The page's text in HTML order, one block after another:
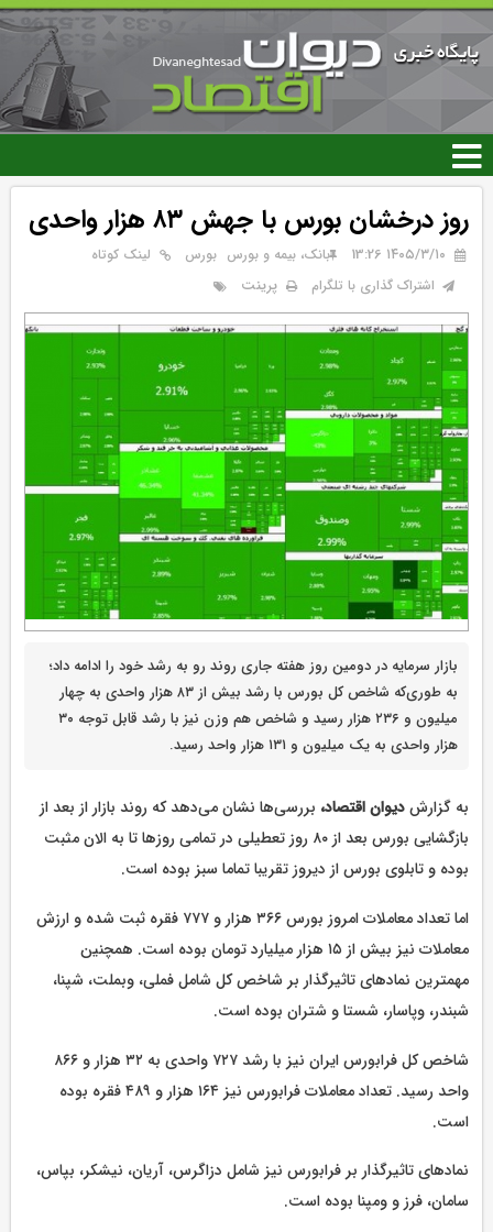
رفتن
محتوای
اصلی
روز درخشان بورس با جهش ۸۳ هزار واحدی
۱۴۰۵/۳/۱۰ 13:26 بانک، بیمه و بورس بورس
لینک کوتاه
اشتراک گذاری با تلگرام
پرینت
بازار سرمایه در دومین روز هفته جاری روند رو به رشد خود را ادامه داد؛
‌به طوری‌که شاخص کل بورس با رشد بیش از ۸۳ هزار واحدی به چهار
میلیون و ۲۳۶ هزار رسید و شاخص هم وزن نیز با رشد قابل توجه ۳۰
هزار واحدی به یک میلیون و ۱۳۱ هزار واحد رسید.
به گزارشدیوان اقتصاد، بررسی‌ها نشان می‌دهد که روند بازار از بعد از
بازگشایی بورس بعد از ۸۰ روز تعطیلی در تمامی روزها تا به الان مثبت
بوده و تابلوی بورس از دیروز تقریبا تماما سبز بوده است.
اما تعداد معاملات امروز بورس ۳۶۶ هزار و ۷۷۷ فقره ثبت شده و ارزش
معاملات نیز بیش از ۱۵ هزار میلیارد تومان بوده است. همچنین
مهمترین نمادهای تاثیرگذار بر شاخص کل شامل فملی، وبملت، شپنا،
شبندر، وپاسار، شستا و شتران بوده است.
شاخص کل فرابورس ایران نیز با رشد ۷۲۷ واحدی به ۳۲ هزار و ۸۶۶
واحد رسید. تعداد معاملات فرابورس نیز ۱۶۴ هزار و ۴۸۹ فقره بوده
است.
نمادهای تاثیرگذار بر فرابورس نیز شامل دزاگرس، آریان، نیشکر، بپاس،
سامان، فرز و ومپنا بوده است.